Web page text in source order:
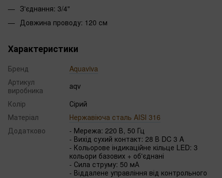
З'єднання: 3/4"
Довжина проводу: 120 см
Характеристики
Бренд
Aquaviva
Артикул
виробника
aqv
Колір
Сірий
Матеріал
Нержавіюча сталь AISI 316
Додатково
- Мережа: 220 В, 50 Гц
- Вихід сухий контакт: 28 В DC 3 A
- Кольорове індикаційне кільце LED: 3
кольори базових + об'єднані
- Сила струму: 50 мА
- Віддалене управління від контрольного